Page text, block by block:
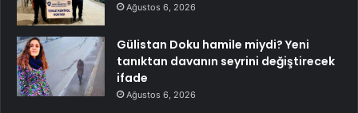
Ağustos 6, 2026
Gülistan Doku hamile miydi? Yeni
tanıktan davanın seyrini değiştirecek
ifade
Ağustos 6, 2026